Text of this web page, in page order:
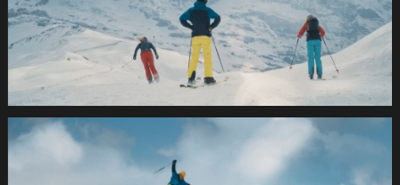
SUVA
Wintersport2021